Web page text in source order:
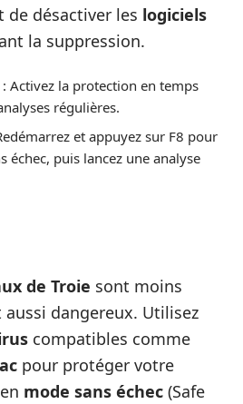
de désactiver les logiciels
la suppression.
: Activez la protection en temps
régulières.
et appuyez sur F8 pour
échec, puis lancez une analyse
de Troie sont moins
dangereux. Utilisez
compatibles comme
pour protéger votre
mode sans échec (Safe